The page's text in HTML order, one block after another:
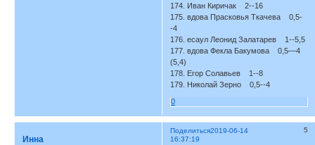
174. Иван Киричак 2--16
175. вдова Прасковья Ткачева 0,5-
-4
176. есаул Леонид Залатарев 1--5,5
177. вдова Фекла Бакумова 0,5—4
(5,4)
178. Егор Солавьев 1--8
179. Николай Зерно 0,5--4
0
Поделиться 5
2019-06-14
16:37:19
Инна